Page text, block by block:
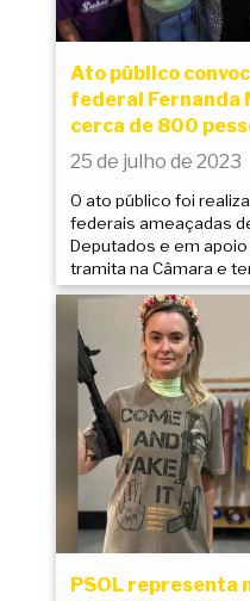
Ato público
federal Fernanda
cerca de 800
25 de julho de 2023
O ato público foi
federais ameaçadas
Deputados e em apoio
tramita na Câmara e
PSOL representa